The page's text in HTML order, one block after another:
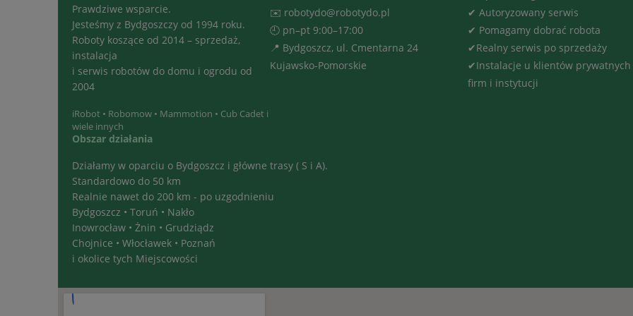
Prawdziwe wsparcie.
Jesteśmy z Bydgoszczy od 1994 roku.
Roboty koszące od 2014 – sprzedaż,
instalacja
i serwis robotów do domu i ogrodu od
2004
iRobot • Robomow • Mammotion • Cub Cadet i
wiele innych
✉️ robotydo@robotydo.pl
🕘 pn–pt 9:00–17:00
📍 Bydgoszcz, ul. Cmentarna 24
Kujawsko-Pomorskie
✔ Autoryzowany serwis
✔ Pomagamy dobrać robota
✔Realny serwis po sprzedaży
✔Instalacje u klientów prywatnych
firm i instytucji
Obszar działania
Działamy w oparciu o Bydgoszcz i główne trasy ( S i A).
Standardowo do 50 km
Realnie nawet do 200 km - po uzgodnieniu
Bydgoszcz • Toruń • Nakło
Inowrocław • Żnin • Grudziądz
Chojnice • Włocławek • Poznań
i okolice tych Miejscowości